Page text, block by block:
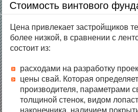
Стоимость винтового
Цена привлекает застройщиков
более низкой, в сравнении с
состоит из:
расходами на разработку
цены свай. Которая
производителя, параметрами
толщиной стенок, видом
наконечника, наличием